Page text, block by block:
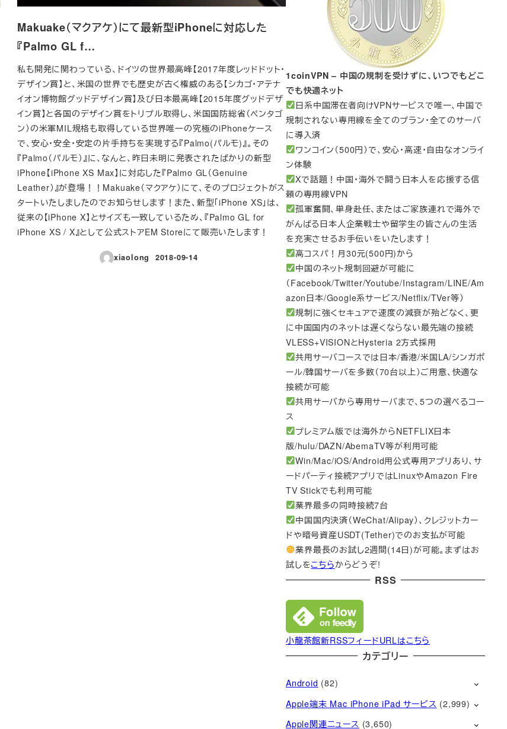
Makuake（マクアケ）にて最新型iPhoneに対応した
『Palmo GL f…
私も開発に関わっている、ドイツの世界最高峰【2017年度レッドドット・
デザイン賞】と、米国の世界でも歴史が古く権威のある【シカゴ・アテナ
イオン博物館グッドデザイン賞】及び日本最高峰【2015年度グッドデザ
イン賞】と各国のデザイン賞をトリプル取得し、米国国防総省（ペンタゴ
ン）の米軍MIL規格も取得している世界唯一の究極のiPhoneケース
で、安心・安全・安定の片手持ちを実現する『Palmo(パルモ)』。その
『Palmo（パルモ）』に、なんと、昨日未明に発表されたばかりの新型
iPhone【iPhone XS Max】に対応した『Palmo GL（Genuine
Leather）』が登場！！Makuake（マクアケ）にて、そのプロジェクトがス
タートいたしましたのでお知らせします！また、新型「iPhone XS」は、
従来の【iPhone X】とサイズも一致しているため、『Palmo GL for
iPhone XS / X』として公式ストアEM Storeにて販売いたします！
xiaolong
投稿日
2018-09-14
1coinVPN – 中国の規制を受けずに、いつでもどこ
でも快適ネット
日系中国滞在者向けVPNサービスで唯一、中国で
規制されない専用線を全てのプラン・全てのサーバ
に導入済
ワンコイン（500円）で、安心・高速・自由なオンライ
ン体験
Xで話題！中国・海外で闘う日本人を応援する信
頼の専用線VPN
孤軍奮闘、単身赴任、またはご家族連れで海外で
がんばる日本人企業戦士や留学生の皆さんの生活
を充実させるお手伝いをいたします！
高コスパ！月30元(500円)から
中国のネット規制回避が可能に
（Facebook/Twitter/Youtube/Instagram/LINE/Am
azon日本/Google系サービス/Netflix/TVer等）
規制に強くセキュアで速度の減衰が殆どなく、更
に中国国内のネットは遅くならない最先端の接続
VLESS+VISIONとHysteria 2方式採用
共用サーバコースでは日本/香港/米国LA/シンガポ
ール/韓国サーバを多数（70台以上）ご用意、快適な
接続が可能
共用サーバから専用サーバまで、5つの選べるコー
ス
プレミアム版では海外からNETFLIX日本
版/hulu/DAZN/AbemaTV等が利用可能
Win/Mac/iOS/Android用公式専用アプリあり、サ
ードパーティ接続アプリではLinuxやAmazon Fire
TV Stickでも利用可能
業界最多の同時接続7台
中国国内決済（WeChat/Alipay）、クレジットカー
ドや暗号資産USDT(Tether)でのお支払が可能
業界最長のお試し2週間(14日)が可能。まずはお
試しをこちらからどうぞ!
RSS
小龍茶館新RSSフィードURLはこちら
カテゴリー
Android (82)
Apple端末 Mac iPhone iPad サービス (2,999)
Apple関連ニュース (3,650)